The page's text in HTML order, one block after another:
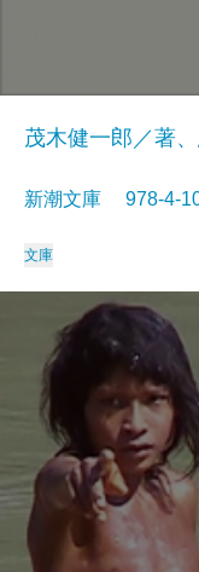
茂木健一郎／著
新潮文庫 978-4-
文庫